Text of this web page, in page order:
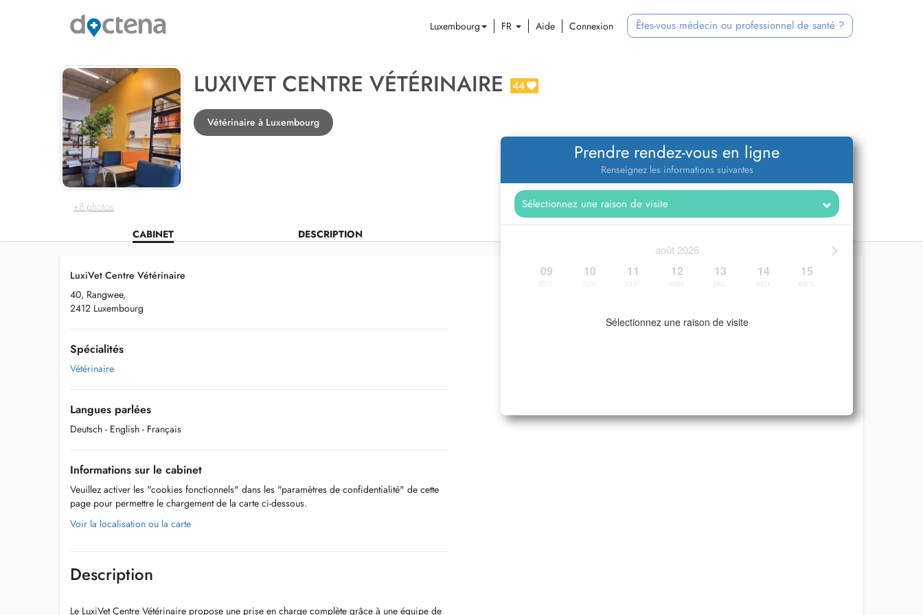
Luxembourg FR Aide Connexion Êtes-vous médecin ou professionnel de santé ?
+8 photos
LUXIVET CENTRE VÉTÉRINAIRE 44
Vétérinaire à Luxembourg
CABINET DESCRIPTION
Prendre rendez-vous en ligne
Renseignez les informations suivantes
>
août 2026
09 10 11 12 13 14 15
Sélectionnez une raison de visite
LuxiVet Centre Vétérinaire
40, Rangwee,
2412 Luxembourg
Spécialités
Vétérinaire
Langues parlées
Deutsch - English - Français
Informations sur le cabinet
Veuillez activer les "cookies fonctionnels" dans les "paramètres de confidentialité" de cette
page pour permettre le chargement de la carte ci-dessous.
Voir la localisation ou la carte
Description
Le LuxiVet Centre Vétérinaire propose une prise en charge complète grâce à une équipe de